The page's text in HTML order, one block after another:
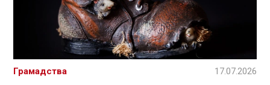
Грамадства 17.07.2026